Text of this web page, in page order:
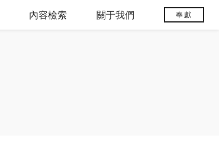
內容檢索 關于我們 奉獻